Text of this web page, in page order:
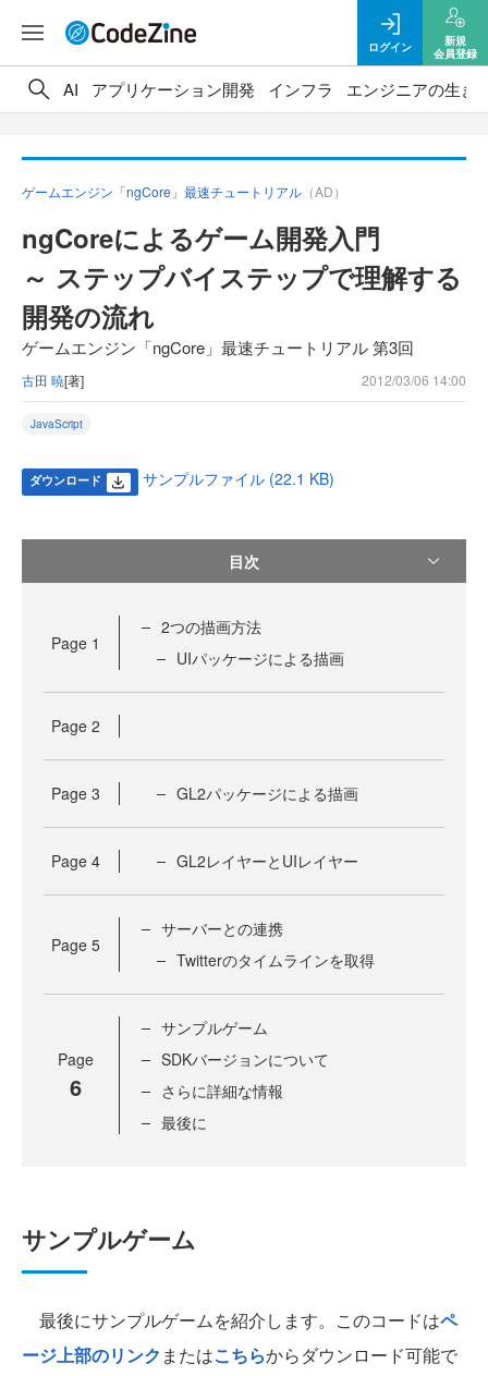
ログイン
新規
会員登録
AI アプリケーション開発 インフラ エンジニアの生き
ゲームエンジン「ngCore」最速チュートリアル （AD）
ngCoreによるゲーム開発入門
～ ステップバイステップで理解する
開発の流れ
ゲームエンジン「ngCore」最速チュートリアル 第3回
古田 暁[著] 2012/03/06 14:00
JavaScript
ダウンロード サンプルファイル (22.1 KB)
目次
Page 1
2つの描画方法
UIパッケージによる描画
Page 2
Page 3 GL2パッケージによる描画
Page 4 GL2レイヤーとUIレイヤー
Page 5
サーバーとの連携
Twitterのタイムラインを取得
Page
6
サンプルゲーム
SDKバージョンについて
さらに詳細な情報
最後に
サンプルゲーム
最後にサンプルゲームを紹介します。このコードはペ
ージ上部のリンク またはこちらからダウンロード可能で